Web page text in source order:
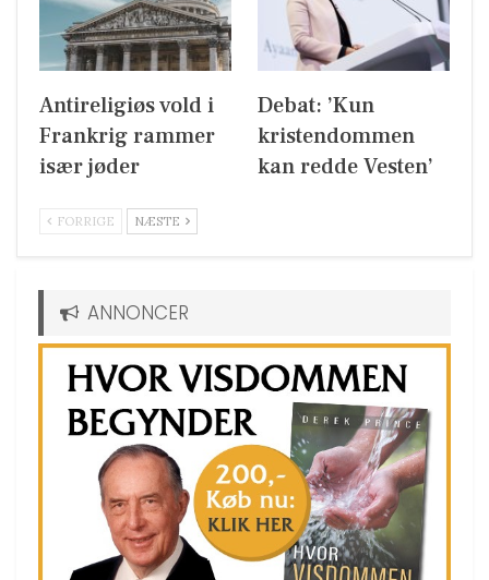
Antireligiøs vold i
Frankrig rammer
især jøder
Debat: ’Kun
kristendommen
kan redde Vesten’
FORRIGE NÆSTE
ANNONCER